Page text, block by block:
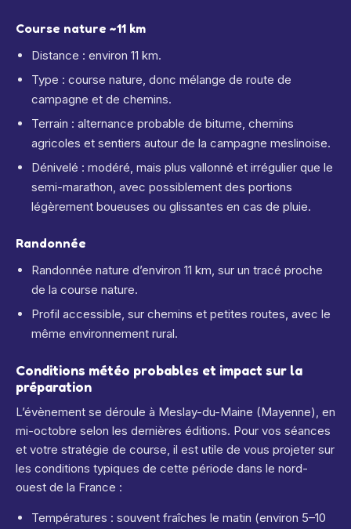
Course nature ~11 km
Distance : environ 11 km.
Type : course nature, donc mélange de route de
campagne et de chemins.
Terrain : alternance probable de bitume, chemins
agricoles et sentiers autour de la campagne meslinoise.
Dénivelé : modéré, mais plus vallonné et irrégulier que le
semi-marathon, avec possiblement des portions
légèrement boueuses ou glissantes en cas de pluie.
Randonnée
Randonnée nature d’environ 11 km, sur un tracé proche
de la course nature.
Profil accessible, sur chemins et petites routes, avec le
même environnement rural.
Conditions météo probables et impact sur la
préparation
L’évènement se déroule à Meslay-du-Maine (Mayenne), en
mi-octobre selon les dernières éditions. Pour vos séances
et votre stratégie de course, il est utile de vous projeter sur
les conditions typiques de cette période dans le nord-
ouest de la France :
Températures : souvent fraîches le matin (environ 5–10